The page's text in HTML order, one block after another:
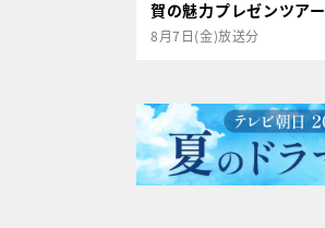
賀の魅力プレゼンツアー
8月7日(金)放送分